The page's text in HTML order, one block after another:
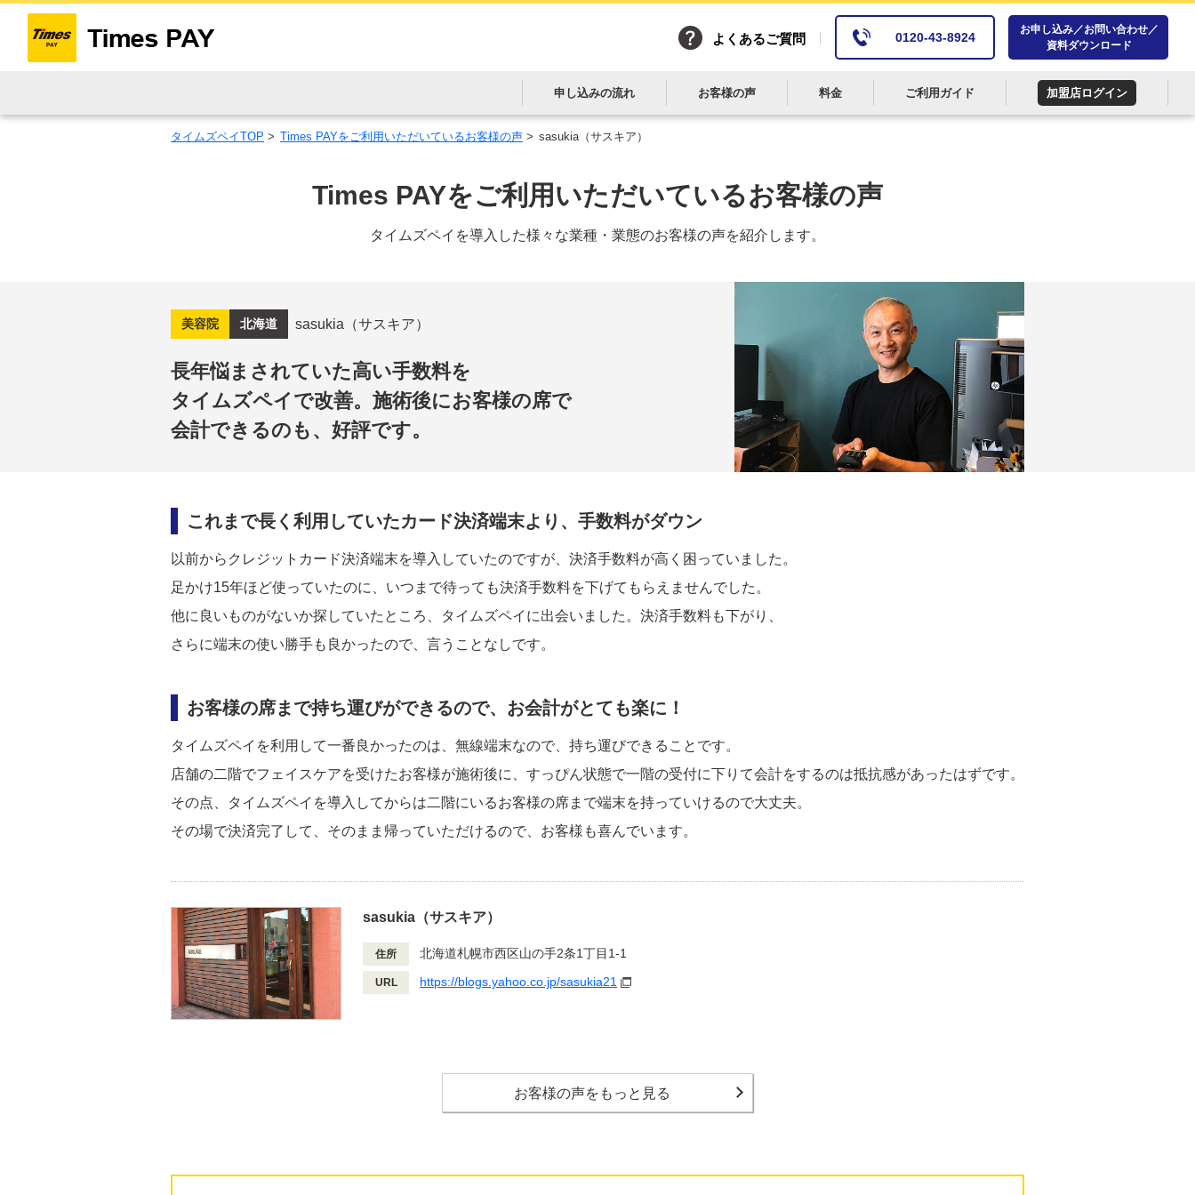
よくあるご質問 0120-43-8924
お申し込み／お問い合わせ／
資料ダウンロード
申し込みの流れ お客様の声 料金 ご利用ガイド 加盟店ログイン
タイムズペイTOP > Times PAYをご利用いただいているお客様の声 > sasukia（サスキア）
Times PAYをご利用いただいているお客様の声
タイムズペイを導入した様々な業種・業態のお客様の声を紹介します。
美容院 北海道 sasukia（サスキア）
長年悩まされていた高い手数料を
タイムズペイで改善。施術後にお客様の席で
会計できるのも、好評です。
これまで長く利用していたカード決済端末より、手数料がダウン
以前からクレジットカード決済端末を導入していたのですが、決済手数料が高く困っていました。
足かけ15年ほど使っていたのに、いつまで待っても決済手数料を下げてもらえませんでした。
他に良いものがないか探していたところ、タイムズペイに出会いました。決済手数料も下がり、
さらに端末の使い勝手も良かったので、言うことなしです。
お客様の席まで持ち運びができるので、お会計がとても楽に！
タイムズペイを利用して一番良かったのは、無線端末なので、持ち運びできることです。
店舗の二階でフェイスケアを受けたお客様が施術後に、すっぴん状態で一階の受付に下りて会計をするのは抵抗感があったはずです。
その点、タイムズペイを導入してからは二階にいるお客様の席まで端末を持っていけるので大丈夫。
その場で決済完了して、そのまま帰っていただけるので、お客様も喜んでいます。
sasukia（サスキア）
住所 北海道札幌市西区山の手2条1丁目1-1
URL https://blogs.yahoo.co.jp/sasukia21
お客様の声をもっと見る